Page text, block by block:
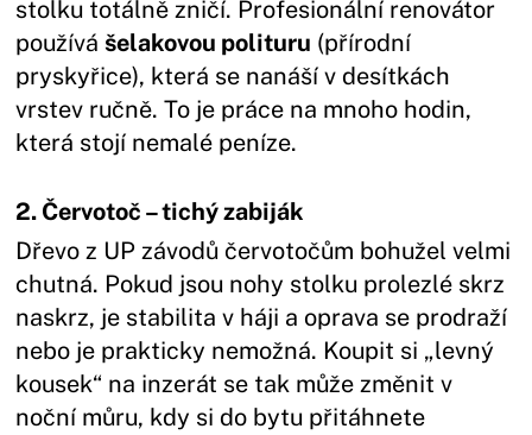
stolku totálně zničí. Profesionální renovátor
používášelakovou polituru (přírodní
pryskyřice), která se nanáší v desítkách
vrstev ručně. To je práce na mnoho hodin,
která stojí nemalé peníze.
2. Červotoč – tichý zabiják
Dřevo z UP závodů červotočům bohužel velmi
chutná. Pokud jsou nohy stolku prolezlé skrz
naskrz, je stabilita v háji a oprava se prodraží
nebo je prakticky nemožná. Koupit si „levný
kousek“ na inzerát se tak může změnit v
noční můru, kdy si do bytu přitáhnete